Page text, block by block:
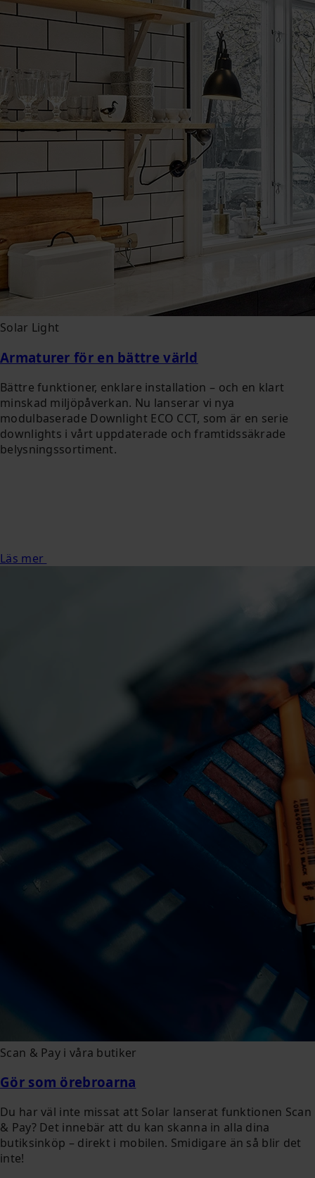
Solar Light
Armaturer för en bättre värld
Bättre funktioner, enklare installation – och en klart
minskad miljöpåverkan. Nu lanserar vi nya
modulbaserade Downlight ECO CCT, som är en serie
downlights i vårt uppdaterade och framtidssäkrade
belysningssortiment.
Läs mer
Scan & Pay i våra butiker
Gör som örebroarna
Du har väl inte missat att Solar lanserat funktionen Scan
& Pay? Det innebär att du kan skanna in alla dina
butiksinköp – direkt i mobilen. Smidigare än så blir det
inte!